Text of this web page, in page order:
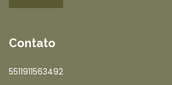
Contato
5511911563492